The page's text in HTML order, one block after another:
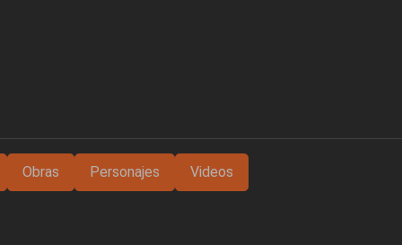
Obras Personajes Videos